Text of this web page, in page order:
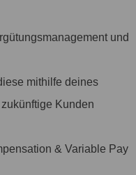
und
mithilfe deines
Kunden
& Variable Pay